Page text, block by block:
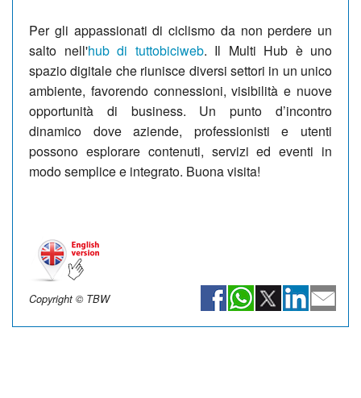
Per gli appassionati di ciclismo da non perdere un
salto nell'hub di tuttobiciweb. Il Multi Hub è uno
spazio digitale che riunisce diversi settori in un unico
ambiente, favorendo connessioni, visibilità e nuove
opportunità di business. Un punto d’incontro
dinamico dove aziende, professionisti e utenti
possono esplorare contenuti, servizi ed eventi in
modo semplice e integrato. Buona visita!
Copyright © TBW